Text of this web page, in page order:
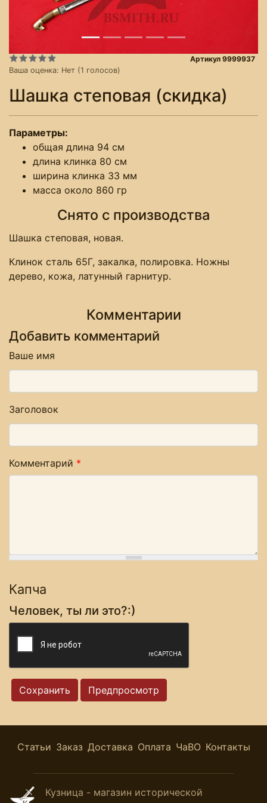
Ваша оценка: Нет (1 голосов)
Артикул 9999937
Шашка степовая (скидка)
Параметры:
общая длина 94 см
длина клинка 80 см
ширина клинка 33 мм
масса около 860 гр
Снято с производства
Шашка степовая, новая.
Клинок сталь 65Г, закалка, полировка. Ножны
дерево, кожа, латунный гарнитур.
Комментарии
Добавить комментарий
Ваше имя
Заголовок
Комментарий *
Капча
Человек, ты ли это?:)
Статьи Заказ Доставка Оплата ЧаВО Контакты
Кузница - магазин исторической